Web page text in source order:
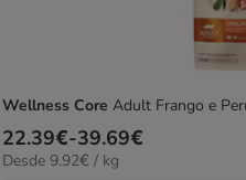
Wellness Core Adult Frango e
Preço
de
22.39€-39.69€
9.92€
Desde 9.92€ / kg